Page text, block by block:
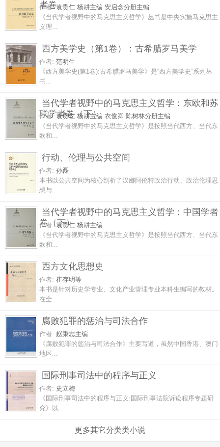
者卷
作者:袁贵仁 杨耕主编 安启念分册主编
《当代学者视野中的马克思主义哲学》丛书是中央实施马克思主
义理...
西方美学史（第1卷）：古希腊罗马美学
作者: 范明生
《西方美学史(第1卷):古希腊罗马美学》是“西方美学史”系列丛
书...
当代学者视野中的马克思主义哲学：东欧和苏
联学者卷（下）
作者:袁贵仁 杨耕主编 衣俊卿 陈树林分册主编
《当代学者视野中的马克思主义哲学》是按照当代西方、当代东
欧和...
行动、伦理与公共空间
作者: 孙磊
本书以公共空间为核心剖析了汉娜阿伦特政治行动、政治伦理思
想与...
当代学者视野中的马克思主义哲学：中国学者
卷（下）
作者:袁贵仁 杨耕主编
《当代学者视野中的马克思主义哲学》是按照当代西方、当代东
欧和...
西方文化思想史
作者: 崔存明等
本书是针对历史学专业、文化产业管理专业本科生编写的教材。
在全...
腐败犯罪的惩治与司法合作
作者: 赵秉志主编
《腐败犯罪的惩治与司法合作》主要写道，虽然中国香港、澳门
地区...
国际刑事司法中的程序与正义
作者: 史立梅
《国际刑事司法中的程序与正义:国际刑事法院诉讼程序专题研
究》以...
更多其它分类类小说